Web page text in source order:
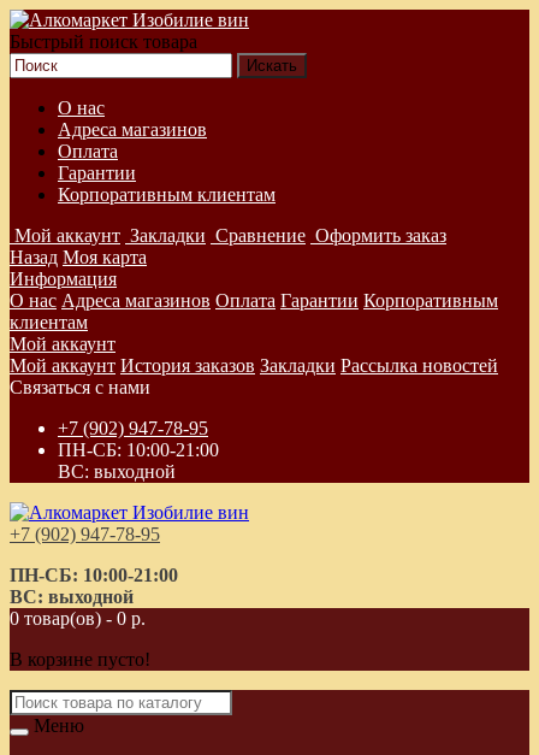
Быстрый поиск товара
О нас
Адреса магазинов
Оплата
Гарантии
Корпоративным клиентам
Мой аккаунт Закладки Сравнение Оформить заказ
Назад Моя карта
Информация
О нас Адреса магазинов Оплата Гарантии Корпоративным
клиентам
Мой аккаунт
Мой аккаунт История заказов Закладки Рассылка новостей
Связаться с нами
+7 (902) 947-78-95
ПН-СБ: 10:00-21:00
ВС: выходной
+7 (902) 947-78-95
ПН-СБ: 10:00-21:00
ВС: выходной
0 товар(ов) - 0 р.
В корзине пусто!
Меню